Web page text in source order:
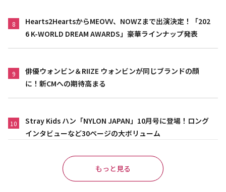
8
Hearts2HeartsからMEOVV、NOWZまで出演決定！「202
6 K-WORLD DREAM AWARDS」豪華ラインナップ発表
9
俳優ウォンビン＆RIIZE ウォンビンが同じブランドの顔
に！新CMへの期待高まる
10
Stray Kids ハン「NYLON JAPAN」10月号に登場！ロング
インタビューなど30ページの大ボリューム
もっと見る